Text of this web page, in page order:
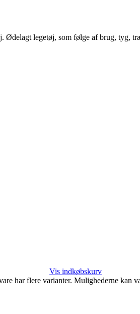
legetøj, som følge af brug, tyg,
Vis indkøbskurv
har flere varianter. Mulighederne kan